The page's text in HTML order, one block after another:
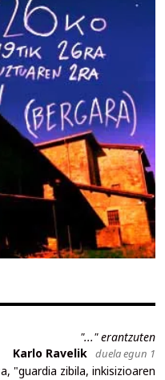
"..." erantzuten
Karlo Ravelik duela egun 1
"guardia zibila, inkisizioaren